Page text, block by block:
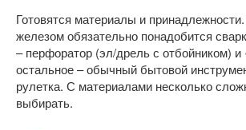
Готовятся материалы и
железом обязательно понадобится
– перфоратор (эл/дрель с отбойником) и
остальное – обычный бытовой
рулетка. С материалами несколько
выбирать.